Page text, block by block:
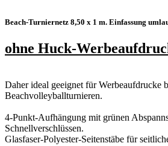
Beach-Turniernetz 8,50 x 1 m. Einfassung
ohne Huck-
Daher ideal geeignet für Werbeaufdrucke
Beachvolleyballturnieren.
4-Punkt-Aufhängung mit grünen
Schnellverschlüssen.
Glasfaser-Polyester-Seitenstäbe für